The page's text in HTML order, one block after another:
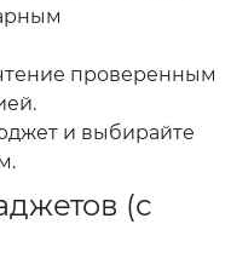
проверенным
и выбирайте
(с